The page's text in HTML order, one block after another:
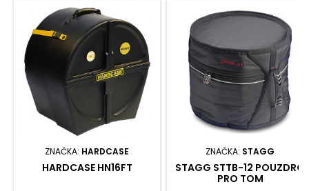
ZNAČKA: HARDCASE
HARDCASE HN16FT
ZNAČKA: STAGG
STAGG STTB-12 POUZDRO
PRO TOM